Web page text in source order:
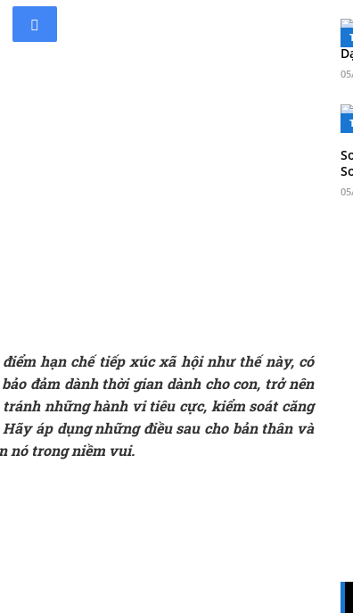
hạn chế tiếp xúc xã hội như thế này, có
đảm dành thời gian dành cho con, trở nên
những hành vi tiêu cực, kiểm soát căng
áp dụng những điều sau cho bản thân và
nó trong niềm vui.